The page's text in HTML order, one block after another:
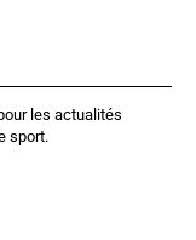
les actualités
sport.